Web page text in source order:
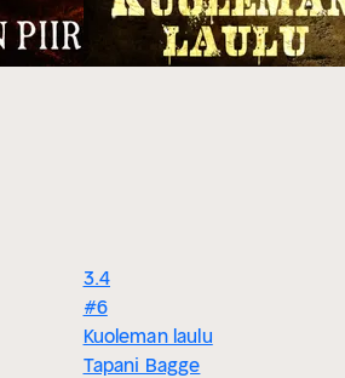
3.4
#6
Kuoleman laulu
Tapani Bagge